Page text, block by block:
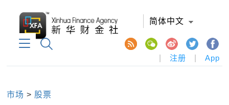
简体中文
注册 App
市场 > 股票